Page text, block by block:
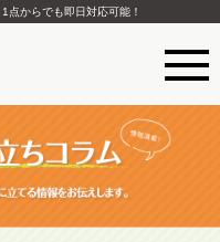
点からでも即日対応可能！